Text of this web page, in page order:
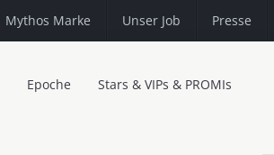
Mythos Marke Unser Job Presse
Epoche Stars & VIPs & PROMIs